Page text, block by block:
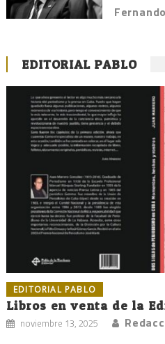
EDITORIAL PABLO
EDITORIAL PABLO
Libros en venta de la
noviembre 13, 2025